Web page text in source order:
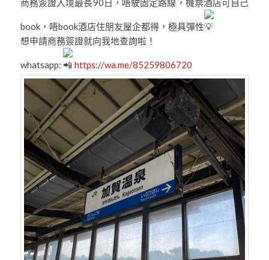
商務簽證入境最長90日，唔駛固定路線，機票酒店可自己
book，唔book酒店住朋友屋企都得，極具彈性
想申請商務簽證就向我地查詢啦！
whatsapp: https://wa.me/85259806720